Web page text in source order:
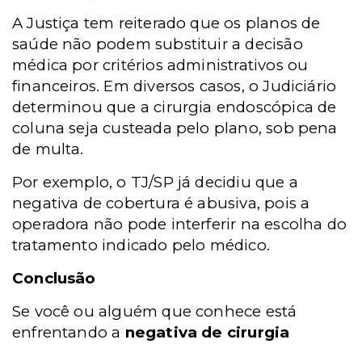
A Justiça tem reiterado que os planos de
saúde não podem substituir a decisão
médica por critérios administrativos ou
financeiros. Em diversos casos, o Judiciário
determinou que a cirurgia endoscópica de
coluna seja custeada pelo plano, sob pena
de multa.
Por exemplo, o TJ/SP já decidiu que a
negativa de cobertura é abusiva, pois a
operadora não pode interferir na escolha do
tratamento indicado pelo médico.
Conclusão
Se você ou alguém que conhece está
enfrentando a negativa de cirurgia